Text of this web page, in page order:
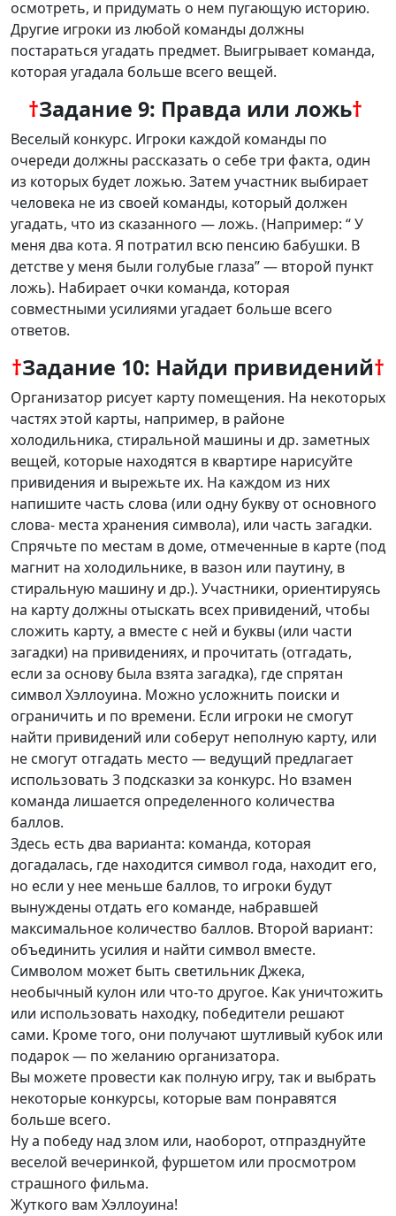
осмотреть, и придумать о нем пугающую историю.
Другие игроки из любой команды должны
постараться угадать предмет. Выигрывает команда,
которая угадала больше всего вещей.
†Задание 9: Правда или ложь†
Веселый конкурс. Игроки каждой команды по
очереди должны рассказать о себе три факта, один
из которых будет ложью. Затем участник выбирает
человека не из своей команды, который должен
угадать, что из сказанного — ложь. (Например: “ У
меня два кота. Я потратил всю пенсию бабушки. В
детстве у меня были голубые глаза” — второй пункт
ложь). Набирает очки команда, которая
совместными усилиями угадает больше всего
ответов.
†Задание 10: Найди привидений†
Организатор рисует карту помещения. На некоторых
частях этой карты, например, в районе
холодильника, стиральной машины и др. заметных
вещей, которые находятся в квартире нарисуйте
привидения и вырежьте их. На каждом из них
напишите часть слова (или одну букву от основного
слова- места хранения символа), или часть загадки.
Спрячьте по местам в доме, отмеченные в карте (под
магнит на холодильнике, в вазон или паутину, в
стиральную машину и др.). Участники, ориентируясь
на карту должны отыскать всех привидений, чтобы
сложить карту, а вместе с ней и буквы (или части
загадки) на привидениях, и прочитать (отгадать,
если за основу была взята загадка), где спрятан
символ Хэллоуина. Можно усложнить поиски и
ограничить и по времени. Если игроки не смогут
найти привидений или соберут неполную карту, или
не смогут отгадать место — ведущий предлагает
использовать 3 подсказки за конкурс. Но взамен
команда лишается определенного количества
баллов.
Здесь есть два варианта: команда, которая
догадалась, где находится символ года, находит его,
но если у нее меньше баллов, то игроки будут
вынуждены отдать его команде, набравшей
максимальное количество баллов. Второй вариант:
объединить усилия и найти символ вместе.
Символом может быть светильник Джека,
необычный кулон или что-то другое. Как уничтожить
или использовать находку, победители решают
сами. Кроме того, они получают шутливый кубок или
подарок — по желанию организатора.
Вы можете провести как полную игру, так и выбрать
некоторые конкурсы, которые вам понравятся
больше всего.
Ну а победу над злом или, наоборот, отпразднуйте
веселой вечеринкой, фуршетом или просмотром
страшного фильма.
Жуткого вам Хэллоуина!